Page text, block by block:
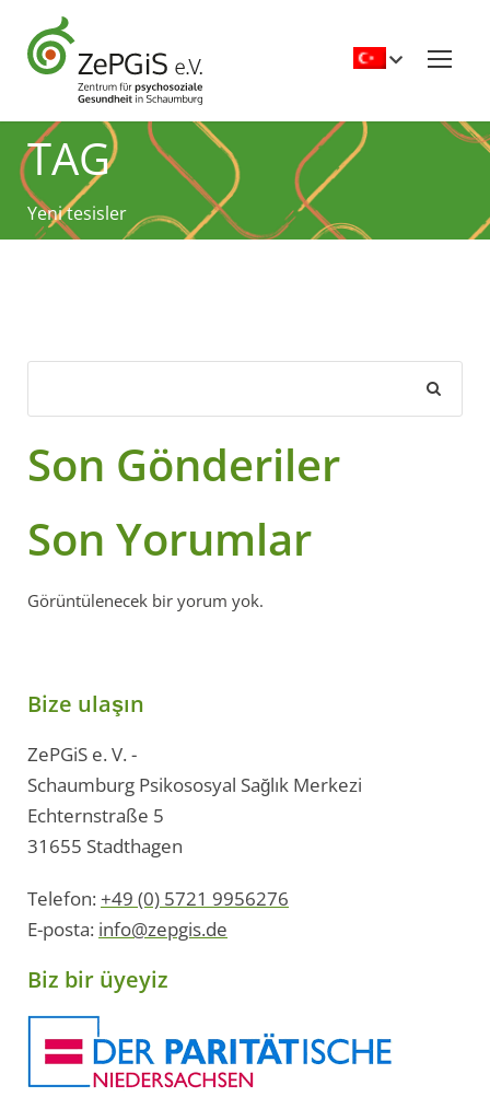
TAG
Yeni tesisler
Son Gönderiler
Son Yorumlar
Görüntülenecek bir yorum yok.
Bize ulaşın
ZePGiS e. V. -
Schaumburg Psikososyal Sağlık Merkezi
Echternstraße 5
31655 Stadthagen
Telefon:+49 (0) 5721 9956276
E-posta: info@zepgis.de
Biz bir üyeyiz